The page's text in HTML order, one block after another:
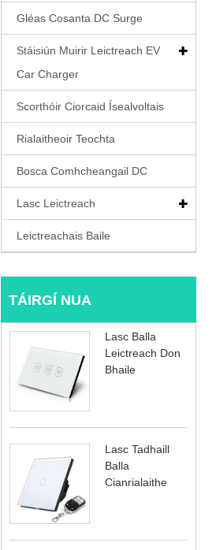
Gléas Cosanta DC Surge
Stáisiún Muirir Leictreach EV
Car Charger
Scorthóir Ciorcaid Ísealvoltais
Rialaitheoir Teochta
Bosca Comhcheangail DC
Lasc Leictreach
Leictreachais Baile
TÁIRGÍ NUA
Lasc Balla
Leictreach Don
Bhaile
Lasc Tadhaill
Balla
Cianrialaithe